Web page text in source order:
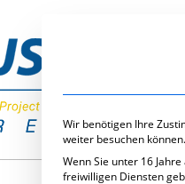
Wir benötigen Ihre
weiter besuchen können.
Wenn Sie unter 16
freiwilligen Diensten